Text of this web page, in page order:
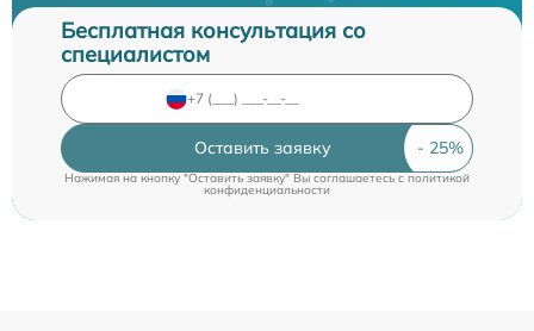
Бесплатная консультация со
специалистом
Оставить заявку
Нажимая на кнопку "Оставить заявку" Вы соглашаетесь cполитикой
конфиденциальности